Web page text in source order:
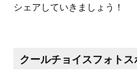
シェアしていきましょう！
クールチョイスフォトス